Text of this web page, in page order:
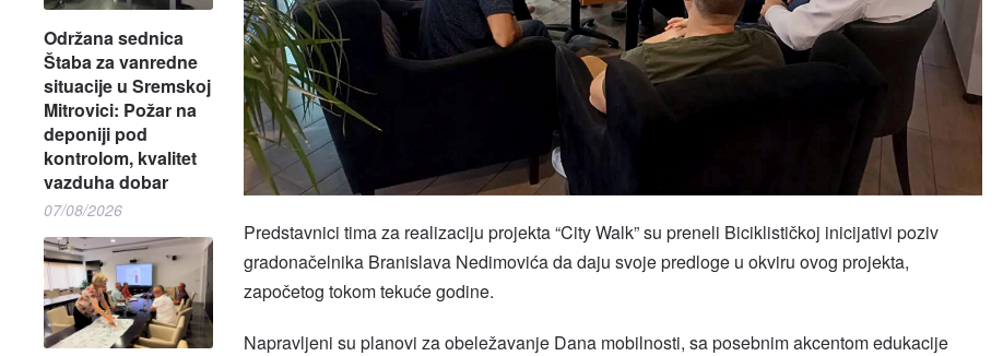
Održana sednica
Štaba za vanredne
situacije u Sremskoj
Mitrovici: Požar na
deponiji pod
kontrolom, kvalitet
vazduha dobar
07/08/2026
Predstavnici tima za realizaciju projekta “City Walk” su preneli Biciklističkoj inicijativi poziv
gradonačelnika Branislava Nedimovića da daju svoje predloge u okviru ovog projekta,
započetog tokom tekuće godine.
Napravljeni su planovi za obeležavanje Dana mobilnosti, sa posebnim akcentom edukacije